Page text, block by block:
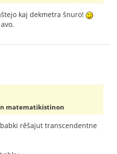
kaj dekmetra ŝnuro!
matematikistinon
rěšajut transcendentne